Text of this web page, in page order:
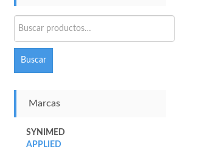
por:
Buscar
Marcas
SYNIMED
APPLIED